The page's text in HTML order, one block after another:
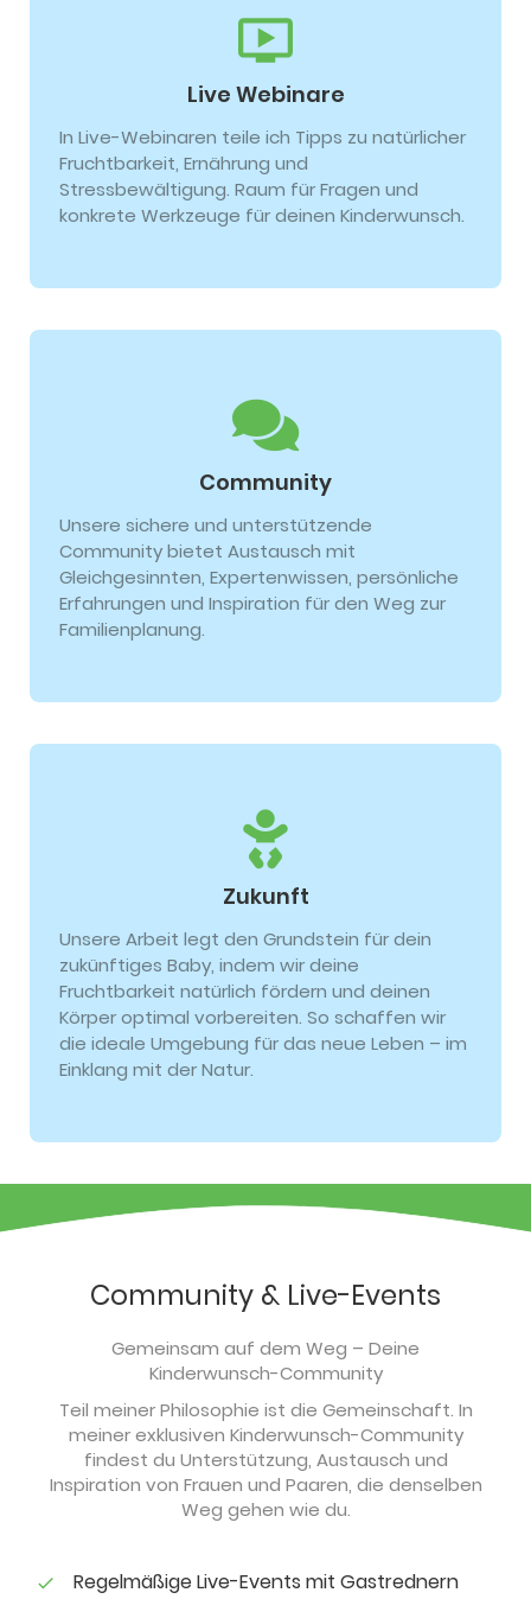
Live Webinare
In Live-Webinaren teile ich Tipps zu natürlicher
Fruchtbarkeit, Ernährung und
Stressbewältigung. Raum für Fragen und
konkrete Werkzeuge für deinen Kinderwunsch.
Community
Unsere sichere und unterstützende
Community bietet Austausch mit
Gleichgesinnten, Expertenwissen, persönliche
Erfahrungen und Inspiration für den Weg zur
Familienplanung.
Zukunft
Unsere Arbeit legt den Grundstein für dein
zukünftiges Baby, indem wir deine
Fruchtbarkeit natürlich fördern und deinen
Körper optimal vorbereiten. So schaffen wir
die ideale Umgebung für das neue Leben – im
Einklang mit der Natur.
Community & Live-Events
Gemeinsam auf dem Weg – Deine
Kinderwunsch-Community
Teil meiner Philosophie ist die Gemeinschaft. In
meiner exklusiven Kinderwunsch-Community
findest du Unterstützung, Austausch und
Inspiration von Frauen und Paaren, die denselben
Weg gehen wie du.
Regelmäßige Live-Events mit Gastrednern